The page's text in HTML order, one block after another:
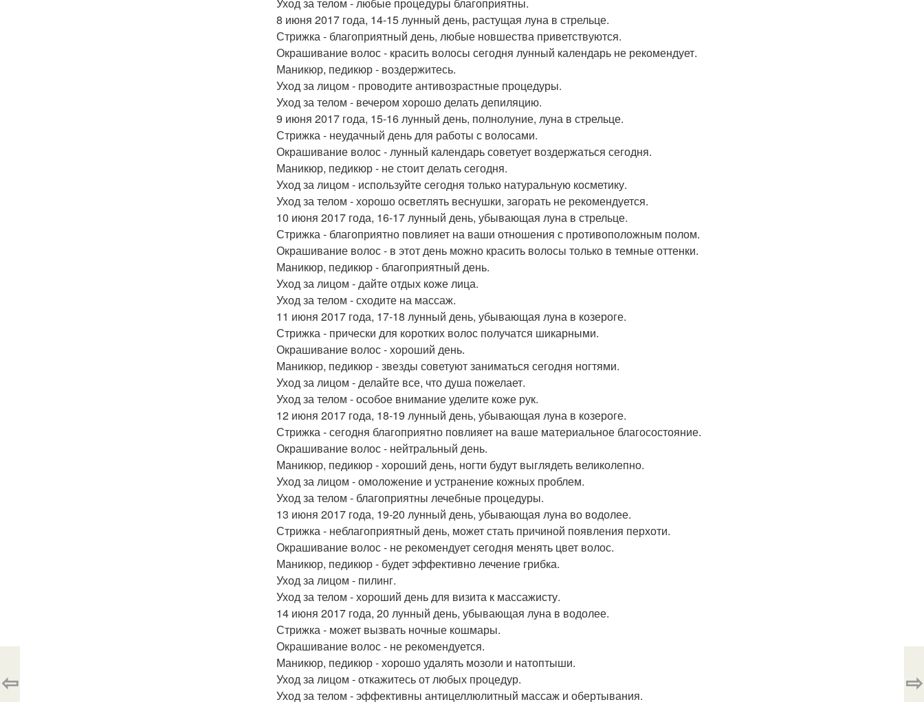
8 июня 2017 года, 14-15 лунный день, растущая луна в стрельце.
Стрижка - благоприятный день, любые новшества приветствуются.
Окрашивание волос - красить волосы сегодня лунный календарь не рекомендует.
Маникюр, педикюр - воздержитесь.
Уход за лицом - проводите антивозрастные процедуры.
Уход за телом - вечером хорошо делать депиляцию.
9 июня 2017 года, 15-16 лунный день, полнолуние, луна в стрельце.
Стрижка - неудачный день для работы с волосами.
Окрашивание волос - лунный календарь советует воздержаться сегодня.
Маникюр, педикюр - не стоит делать сегодня.
Уход за лицом - используйте сегодня только натуральную косметику.
Уход за телом - хорошо осветлять веснушки, загорать не рекомендуется.
10 июня 2017 года, 16-17 лунный день, убывающая луна в стрельце.
Стрижка - благоприятно повлияет на ваши отношения с противоположным полом.
Окрашивание волос - в этот день можно красить волосы только в темные оттенки.
Маникюр, педикюр - благоприятный день.
Уход за лицом - дайте отдых коже лица.
Уход за телом - сходите на массаж.
11 июня 2017 года, 17-18 лунный день, убывающая луна в козероге.
Стрижка - прически для коротких волос получатся шикарными.
Окрашивание волос - хороший день.
Маникюр, педикюр - звезды советуют заниматься сегодня ногтями.
Уход за лицом - делайте все, что душа пожелает.
Уход за телом - особое внимание уделите коже рук.
12 июня 2017 года, 18-19 лунный день, убывающая луна в козероге.
Стрижка - сегодня благоприятно повлияет на ваше материальное благосостояние.
Окрашивание волос - нейтральный день.
Маникюр, педикюр - хороший день, ногти будут выглядеть великолепно.
Уход за лицом - омоложение и устранение кожных проблем.
Уход за телом - благоприятны лечебные процедуры.
13 июня 2017 года, 19-20 лунный день, убывающая луна во водолее.
Стрижка - неблагоприятный день, может стать причиной появления перхоти.
Окрашивание волос - не рекомендует сегодня менять цвет волос.
Маникюр, педикюр - будет эффективно лечение грибка.
Уход за лицом - пилинг.
Уход за телом - хороший день для визита к массажисту.
14 июня 2017 года, 20 лунный день, убывающая луна в водолее.
Стрижка - может вызвать ночные кошмары.
Окрашивание волос - не рекомендуется.
Маникюр, педикюр - хорошо удалять мозоли и натоптыши.
Уход за лицом - откажитесь от любых процедур.
Уход за телом - эффективны антицеллюлитный массаж и обертывания.
⇦ ⇨